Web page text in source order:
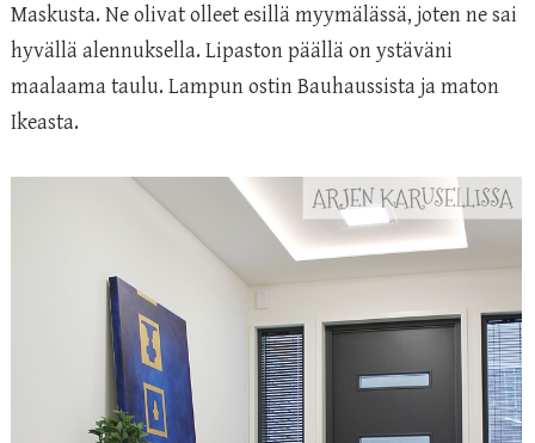
Maskusta. Ne olivat olleet esillä myymälässä, joten ne sai
hyvällä alennuksella. Lipaston päällä on ystäväni
maalaama taulu. Lampun ostin Bauhaussista ja maton
Ikeasta.